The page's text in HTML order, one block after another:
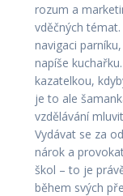
rozum a
vděčných
navigaci
napíše
kazatelkou,
je to ale
vzdělávání
Vydávat se za
nárok a
škol – to je
během svých